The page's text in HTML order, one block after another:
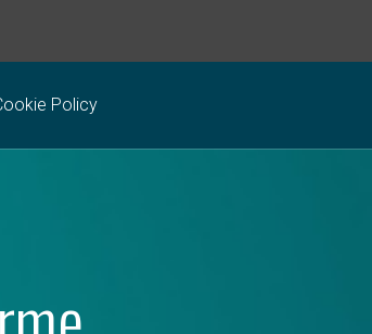
Policy